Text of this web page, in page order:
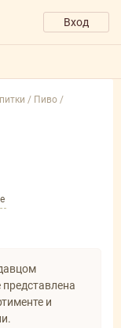
Вход
/ Пиво /
и